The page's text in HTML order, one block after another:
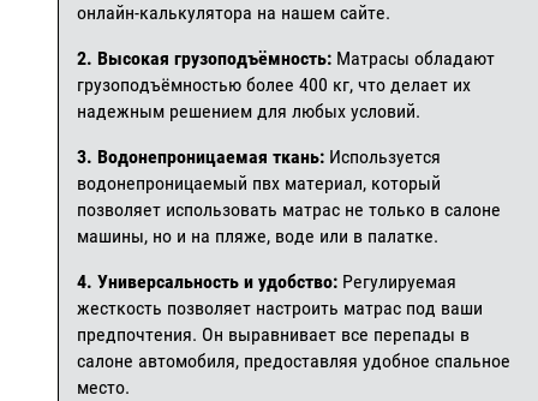
онлайн-калькулятора на нашем сайте.
2. Высокая грузоподъёмность: Матрасы обладают
грузоподъёмностью более 400 кг, что делает их
надежным решением для любых условий.
3. Водонепроницаемая ткань: Используется
водонепроницаемый пвх материал, который
позволяет использовать матрас не только в салоне
машины, но и на пляже, воде или в палатке.
4. Универсальность и удобство: Регулируемая
жесткость позволяет настроить матрас под ваши
предпочтения. Он выравнивает все перепады в
салоне автомобиля, предоставляя удобное спальное
место.